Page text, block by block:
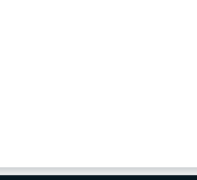
experience across Chile’s
and guiding teams through growth